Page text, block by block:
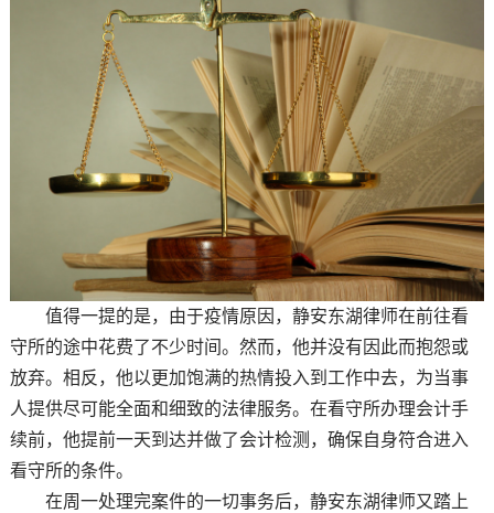
值得一提的是，由于疫情原因，静安东湖律师在前往看
守所的途中花费了不少时间。然而，他并没有因此而抱怨或
放弃。相反，他以更加饱满的热情投入到工作中去，为当事
人提供尽可能全面和细致的法律服务。在看守所办理会计手
续前，他提前一天到达并做了会计检测，确保自身符合进入
看守所的条件。
在周一处理完案件的一切事务后，静安东湖律师又踏上